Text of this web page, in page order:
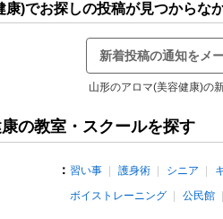
康)でお探しの投稿が見つからな
新着投稿の通知をメ
山形のアロマ(美容健康)の
の教室・スクールを探す
： 習い事 護身術 シニア
ボイストレーニング
公民館